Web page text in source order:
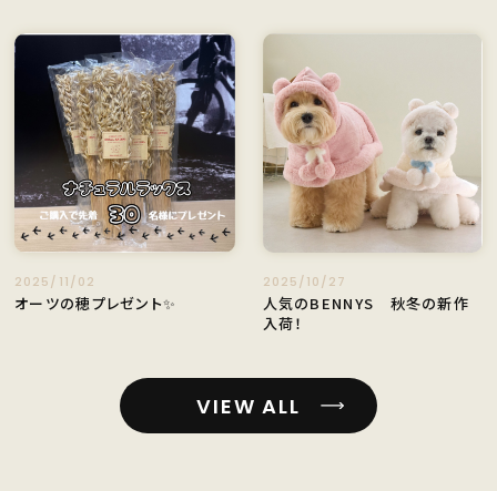
2025/11/02
オーツの穂プレゼント✨
2025/10/27
人気のBENNYS 秋冬の新作
入荷！
VIEW ALL